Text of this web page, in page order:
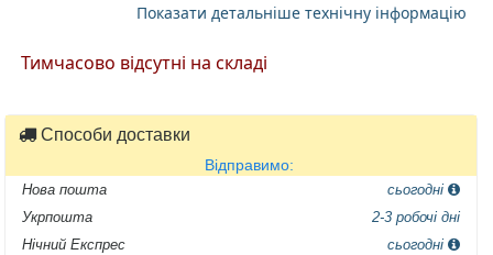
Показати детальніше технічну інформацію
Тимчасово відсутні на складі
Способи доставки
Відправимо:
Нова пошта
сьогодні
Укрпошта
2-3 робочі дні
Нічний Експрес
сьогодні